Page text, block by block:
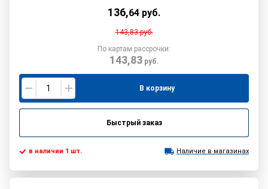
136,64 руб.
143,83руб.
По картам рассрочки:
143,83руб.
В корзину
Быстрый заказ
в наличии 1 шт. Наличие в магазинах